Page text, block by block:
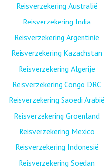
Reisverzekering Australië
Reisverzekering India
Reisverzekering Argentinië
Reisverzekering Kazachstan
Reisverzekering Algerije
Reisverzekering Congo DRC
Reisverzekering Saoedi Arabië
Reisverzekering Groenland
Reisverzekering Mexico
Reisverzekering Indonesië
Reisverzekering Soedan